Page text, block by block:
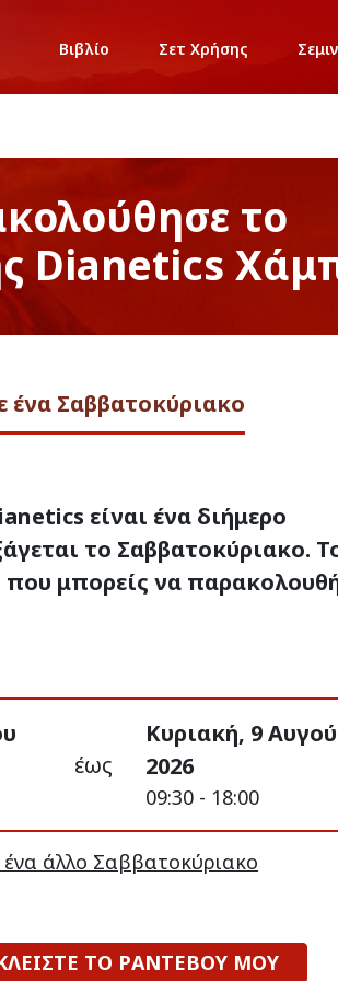
Βιβλίο Σετ Χρήσης
το
Dianetics
ένα Σαββατοκύριακο
είναι ένα διήμερο
το Σαββατοκύριακο.
που μπορείς να
έως
Κυριακή, 9
2026
09:30 - 18:00
ένα άλλο Σαββατοκύριακο
ΤΟ ΡΑΝΤΕΒΟΥ ΜΟΥ